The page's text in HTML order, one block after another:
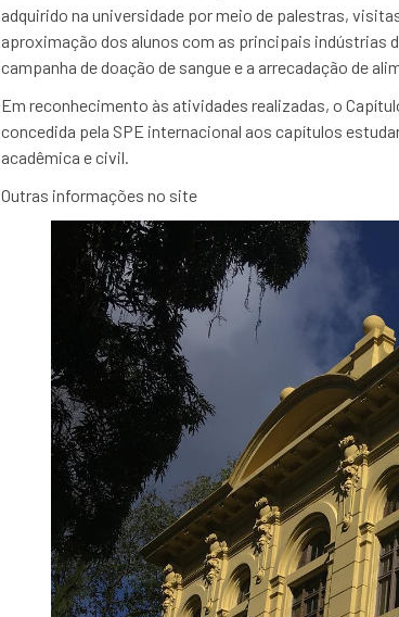
adquirido na universidade por meio de palestras,
aproximação dos alunos com as principais indústrias
campanha de doação de sangue e a arrecadação de
Em reconhecimento às atividades realizadas, o
concedida pela SPE internacional aos capítulos
acadêmica e civil.
Outras informações no site